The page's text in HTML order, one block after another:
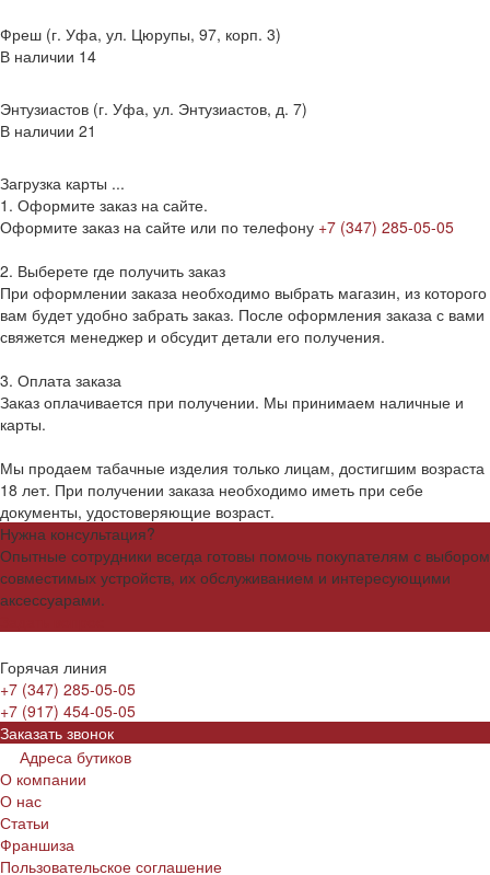
Фреш (г‌. Уфа, ул. Цюрупы, 97, корп. 3)
В наличии 14
Энтузиастов (г. Уфа, ул. Энтузиастов, д. 7)
В наличии 21
Загрузка карты ...
1. Оформите заказ на сайте.
Оформите заказ на сайте или по телефону +7 (347) 285-05-05
2. Выберете где получить заказ
При оформлении заказа необходимо выбрать магазин, из которого
вам будет удобно забрать заказ. После оформления заказа с вами
свяжется менеджер и обсудит детали его получения.
3. Оплата заказа
Заказ оплачивается при получении. Мы принимаем наличные и
карты.
Мы продаем табачные изделия только лицам, достигшим возраста
18 лет. При получении заказа необходимо иметь при себе
документы, удостоверяющие возраст.
Нужна консультация?
Опытные сотрудники всегда готовы помочь покупателям с выбором
совместимых устройств, их обслуживанием и интересующими
аксессуарами.
Горячая линия
+7 (347) 285-05-05
+7 (917) 454-05-05
Заказать звонок
Адреса бутиков
О компании
О нас
Статьи
Франшиза
Пользовательское соглашение